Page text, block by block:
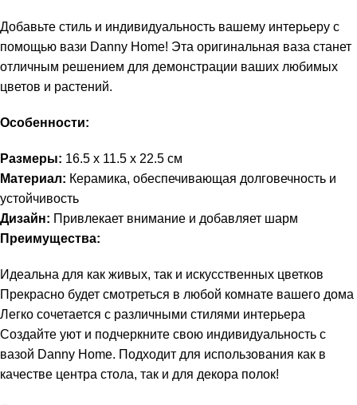
Добавьте стиль и индивидуальность вашему интерьеру с
помощью вази Danny Home! Эта оригинальная ваза станет
отличным решением для демонстрации ваших любимых
цветов и растений.
Особенности:
Размеры: 16.5 x 11.5 x 22.5 см
Материал: Керамика, обеспечивающая долговечность и
устойчивость
Дизайн: Привлекает внимание и добавляет шарм
Преимущества:
Идеальна для как живых, так и искусственных цветков
Прекрасно будет смотреться в любой комнате вашего дома
Легко сочетается с различными стилями интерьера
Создайте уют и подчеркните свою индивидуальность с
вазой Danny Home. Подходит для использования как в
качестве центра стола, так и для декора полок!